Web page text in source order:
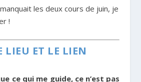
les deux cours de juin, je
!
LIEU ET LE LIEN
ce qui me guide, ce n’est pas